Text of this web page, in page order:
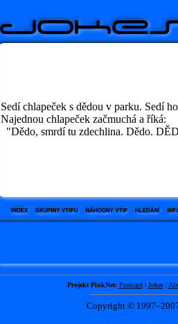
Sedí chlapeček s dědou v parku. Sedí
Najednou chlapeček začmuchá a říká:
"Dědo, smrdí tu zdechlina. Dědo.
Projekt PinkNet: Postcard| Jokes|
Copyright ©